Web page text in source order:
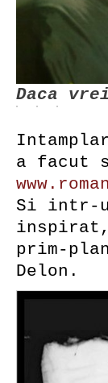
Daca
a facut
www .
Si intr-
inspirat,
prim-
Delon.